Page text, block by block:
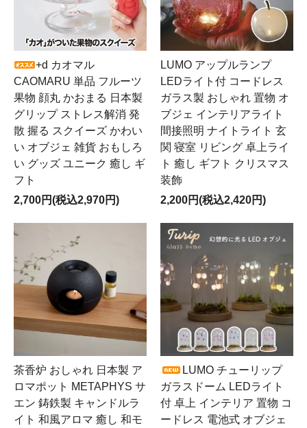
+d カオマル
CAOMARU 単品 フルーツ
果物 顔丸 かおまる 日本製
グリップ ストレス解消 発
散 握る スクイーズ かわい
い オブジェ 雑貨 おもしろ
い グッズ ユニーク 癒し ギ
フト
2,700円(税込2,970円)
LUMO アップルランプ
LEDライト付 コードレス
ガラス製 おしゃれ 置物 オ
ブジェ インテリアライト
間接照明 ナイトライト 玄
関 寝室 リビング 卓上ライ
ト 癒し ギフト クリスマス
装飾
2,200円(税込2,420円)
茶香炉 おしゃれ 日本製 ア
ロマポット METAPHYS サ
エン 鋳鉄製 キャンドルラ
イト 和風アロマ 癒し 和モ
LUMO チューリップ
ガラスドーム LEDライト
付 卓上 インテリア 置物 コ
ードレス 電池式 オブジェ